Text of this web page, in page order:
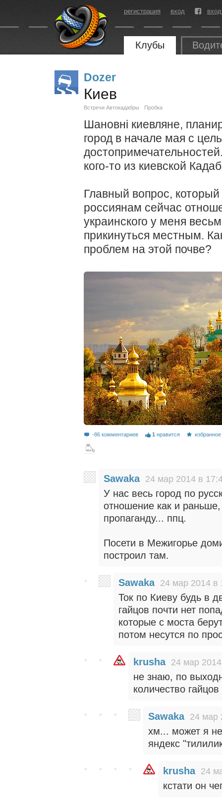
регистрация вход
Клубы
Dozer
Киев
Встречи Автокадабры Пробка
Шановні киевляне,
город в начале мая с
кого-то из киевской
Главный вопрос,
россиянам сейчас
украинского у меня
прикинуться местным.
проблем на этой почве?
-86 комментариев 1 нравится избранное
Sawaka 24 мар 2014 в
У нас весь город по
отношение как и
пропаганду... ппц.
Посети в Межигорье
построил там.
Sawaka 24 мар 2014 в
Ток по Киеву будь в
гайцов почти нет
которые с моста
потом несутся по
krusha 24 мар
не знаю, по
количество
Sawaka 24 мар
хм... может я
яндекс
krusha 24
кстати он